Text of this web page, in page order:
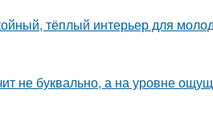
тёплый интерьер для
не буквально, а на уровне